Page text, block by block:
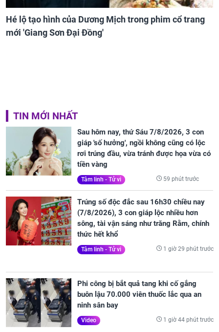
Hé lộ tạo hình của Dương Mịch trong phim cổ trang
mới 'Giang Sơn Đại Đồng'
TIN MỚI NHẤT
Sau hôm nay, thứ Sáu 7/8/2026, 3 con
giáp 'số hưởng', ngồi không cũng có lộc
rơi trúng đầu, vừa tránh được họa vừa có
tiền vàng
Tâm linh - Tử vi 59 phút trước
Trúng số độc đắc sau 16h30 chiều nay
(7/8/2026), 3 con giáp lộc nhiều hơn
sông, tài vận sáng như trăng Rằm, chính
thức hết khổ
Tâm linh - Tử vi 1 giờ 29 phút trước
Phi công bị bắt quả tang khi cố gắng
buôn lậu 70.000 viên thuốc lắc qua an
ninh sân bay
Video 1 giờ 44 phút trước